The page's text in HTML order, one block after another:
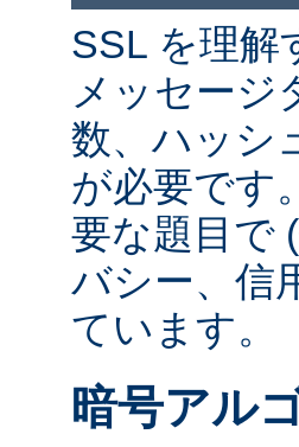
SSL を理解
メッセージ
数、ハッシ
が必要です
要な題目で
バシー、信
ています。
暗号アル